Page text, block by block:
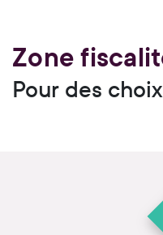
Zone
Pour des